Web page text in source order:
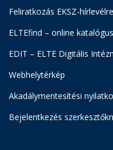
Feliratkozás EKSZ-hírlevélre
ELTEfind – online katalógus
EDIT – ELTE Digitális
Webhelytérkép
Akadálymentesítési
Bejelentkezés